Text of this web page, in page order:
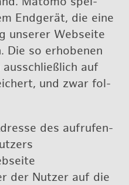
End­ge­rät, die eine
un­se­rer Web­sei­te
Die so er­ho­be­nen
auf
und zwar fol­
des auf­ru­fen­
der Nut­zer auf die